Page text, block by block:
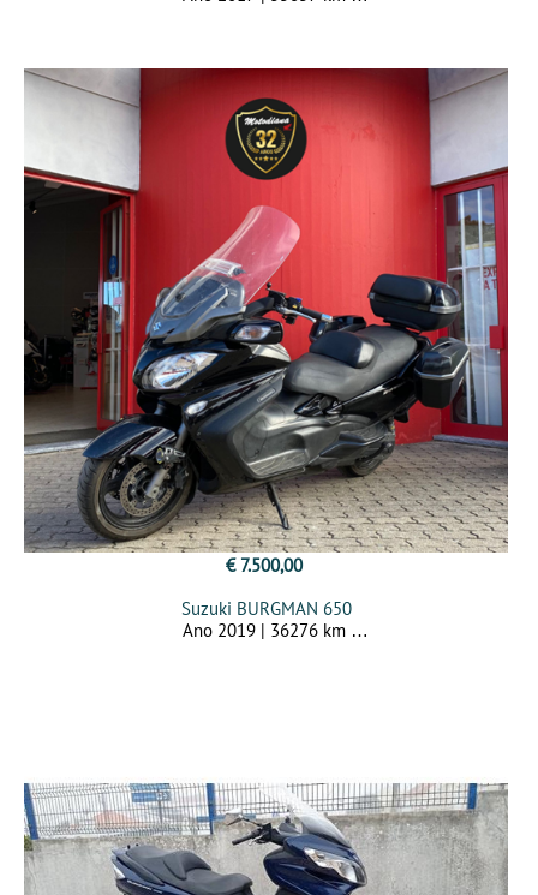
€ 7.500,00
Suzuki BURGMAN 650
Ano 2019 | 36276 km